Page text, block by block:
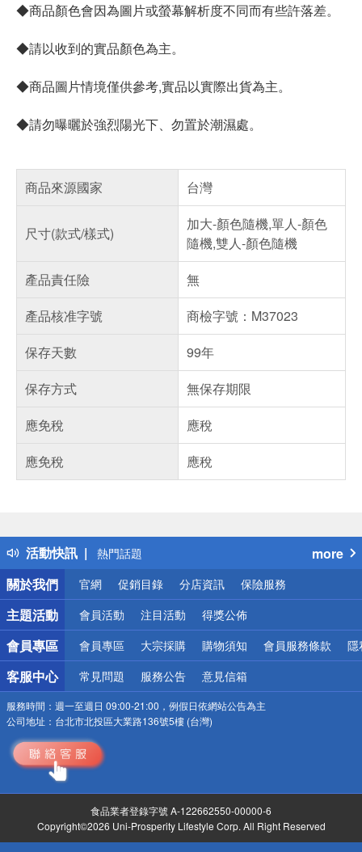
◆商品顏色會因為圖片或螢幕解析度不同而有些許落差。
◆請以收到的實品顏色為主。
◆商品圖片情境僅供參考,實品以實際出貨為主。
◆請勿曝曬於強烈陽光下、勿置於潮濕處。
商品來源國家 台灣
尺寸(款式/樣式)
加大-顏色隨機,單人-顏色
隨機,雙人-顏色隨機
產品責任險
無
產品核准字號
商檢字號：M37023
保存天數
99年
保存方式
無保存期限
應免稅
應稅
應免稅
應稅
活動快訊
得獎公告
熱門話題
銀行優惠
偏遠地區配送
詐騙網頁！請小心！
more
關於我們
官網 促銷目錄 分店資訊 保險服務
主題活動 會員活動 注目活動 得獎公佈
會員專區 會員專區 大宗採購 購物須知 會員服務條款 隱
客服中心 常見問題 服務公告 意見信箱
服務時間： 週一至週日 09:00-21:00，例假日依網站公告為主
公司地址： 台北市北投區大業路136號5樓 (台灣)
食品業者登錄字號 A-122662550-00000-6
Copyright©2026 Uni-Prosperity Lifestyle Corp. All Right Reserved